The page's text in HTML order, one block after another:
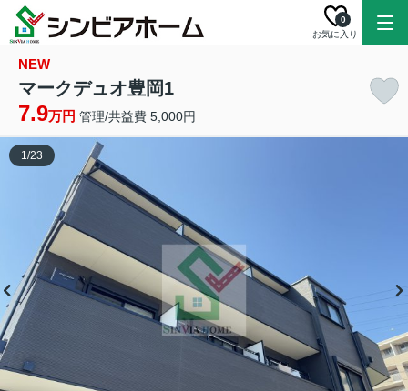
お気に入り
0
NEW
マークデュオ豊岡1
7.9万円 管理/共益費 5,000円
1/23